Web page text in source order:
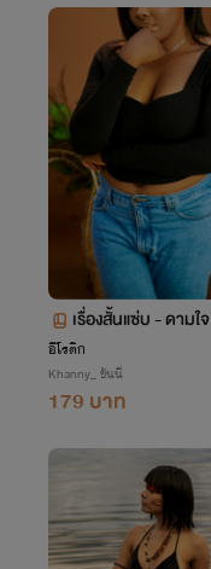
เรื่องสั้นแซ่บ - ดามใจ
อีโรติก
Khanny_ ขันนี่
179 บาท